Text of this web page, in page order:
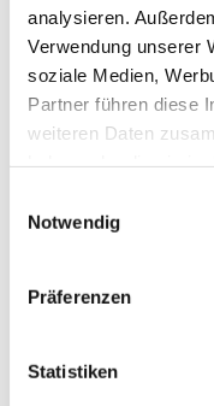
analysieren.
Verwendung unserer
soziale Medien,
Partner führen diese
weiteren Daten
Notwendig
Präferenzen
Statistiken
Mittwoch,